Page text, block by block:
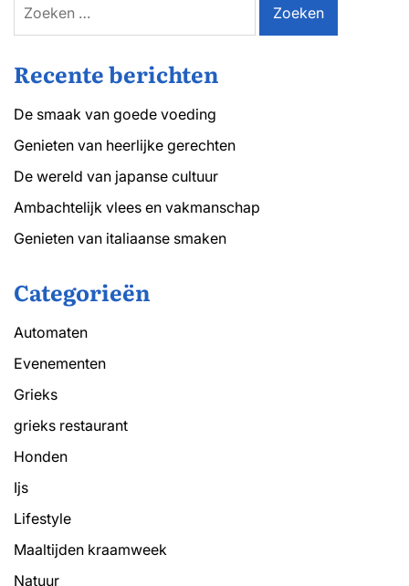
naar:
Recente berichten
De smaak van goede voeding
Genieten van heerlijke gerechten
De wereld van japanse cultuur
Ambachtelijk vlees en vakmanschap
Genieten van italiaanse smaken
Categorieën
Automaten
Evenementen
Grieks
grieks restaurant
Honden
Ijs
Lifestyle
Maaltijden kraamweek
Natuur